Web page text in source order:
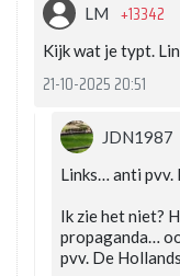
LM +13342
Kijk wat je typt.
21-10-2025 20:51
JDN1987
Links… anti pvv.
Ik zie het niet?
propaganda…
pvv. De